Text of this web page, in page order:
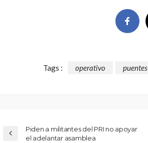
Tags : operativo puentes
Piden a militantes del PRI no apoyar
el adelantar asamblea